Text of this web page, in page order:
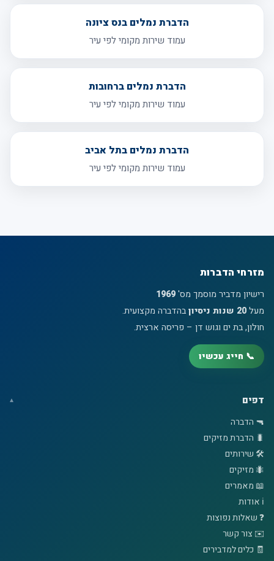
הדברת נמלים בנס ציונה
עמוד שירות מקומי לפי עיר
הדברת נמלים ברחובות
עמוד שירות מקומי לפי עיר
הדברת נמלים בתל אביב
עמוד שירות מקומי לפי עיר
מזרחי הדברות
רישיון מדביר מוסמך מס'1969
מעל20 שנות ניסיון
בהדברה מקצועית.
חולון, בת ים וגוש דן – פריסה ארצית.
📞 חייג עכשיו
דפים
🔫 הדברה
🐛 הדברת מזיקים
🛠️ שירותים
🐜 מזיקים
📖 מאמרים
ℹ️ אודות
❓ שאלות נפוצות
✉️ צור קשר
🧾 כלים למדבירים